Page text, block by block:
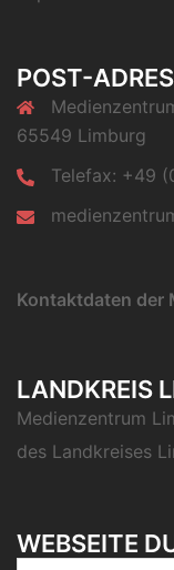
POST-
65549 Limburg
Telefax: +49
Kontaktdaten der
LANDKREIS
Medienzentrum
des Landkreises
WEBSEITE